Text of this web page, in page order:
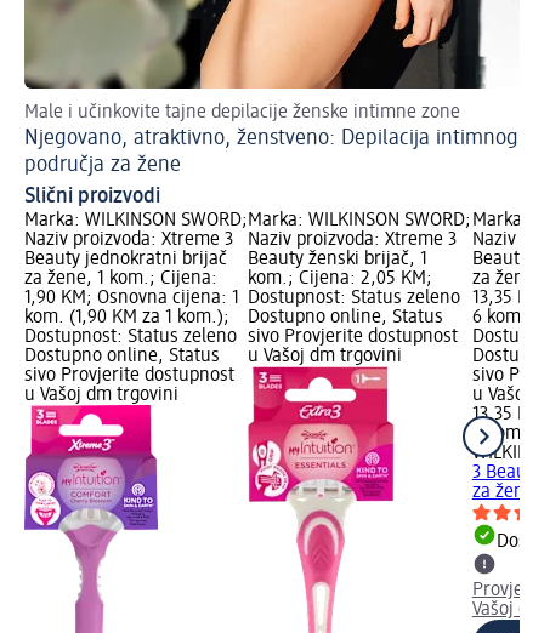
Male i učinkovite tajne depilacije ženske intimne zone
Njegovano, atraktivno, ženstveno: Depilacija intimnog
područja za žene
Slični proizvodi
Marka: WILKINSON SWORD;
Naziv proizvoda: Xtreme 3
Beauty jednokratni brijač
za žene, 1 kom.; Cijena:
1,90 KM; Osnovna cijena: 1
kom. (1,90 KM za 1 kom.);
Dostupnost: Status zeleno
Dostupno online, Status
sivo Provjerite dostupnost
u Vašoj dm trgovini
Marka: WILKINSON SWORD;
Naziv proizvoda: Xtreme 3
Beauty ženski brijač, 1
kom.; Cijena: 2,05 KM;
Dostupnost: Status zeleno
Dostupno online, Status
sivo Provjerite dostupnost
u Vašoj dm trgovini
Marka:
Naziv
Beauty
za
13,35
6 kom.
sivo
u Vašoj
13,35 KM
6 kom.
3
za
Vašoj